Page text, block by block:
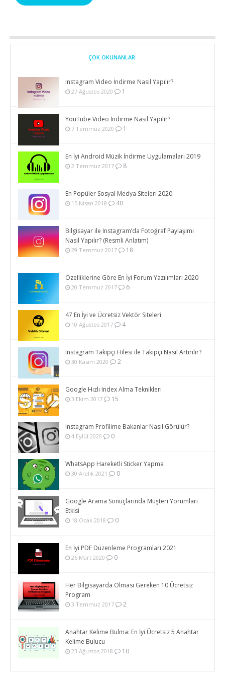
ÇOK OKUNANLAR
Instagram Video İndirme Nasıl Yapılır?
27 Ağustos 2020 1
YouTube Video İndirme Nasıl Yapılır?
7 Temmuz 2020 1
En İyi Android Müzik İndirme Uygulamaları 2019
2 Temmuz 2017 8
En Popüler Sosyal Medya Siteleri 2020
15 Nisan 2018 40
Bilgisayar ile Instagram’da Fotoğraf Paylaşımı
Nasıl Yapılır? (Resmli Anlatım)
29 Temmuz 2017 18
Özelliklerine Göre En İyi Forum Yazılımları 2020
20 Temmuz 2017 6
47 En İyi ve Ücretsiz Vektör Siteleri
10 Ağustos 2017 4
Instagram Takipçi Hilesi ile Takipçi Nasıl Artırılır?
30 Kasım 2020 2
Google Hızlı Index Alma Teknikleri
3 Ekim 2017 15
Instagram Profilime Bakanlar Nasıl Görülür?
4 Eylül 2020 0
WhatsApp Hareketli Sticker Yapma
30 Aralık 2021 0
Google Arama Sonuçlarında Müşteri Yorumları
Etkisi
18 Ocak 2018 0
En İyi PDF Düzenleme Programları 2021
26 Mart 2020 0
Her Bilgisayarda Olması Gereken 10 Ücretsiz
Program
3 Temmuz 2017 2
Anahtar Kelime Bulma: En İyi Ücretsiz 5 Anahtar
Kelime Bulucu
23 Ağustos 2018 10